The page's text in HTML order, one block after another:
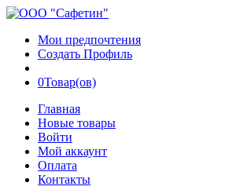
Мои предпочтения
Создать Профиль
0Товар(ов)
Главная
Новые товары
Войти
Мой аккаунт
Оплата
Контакты